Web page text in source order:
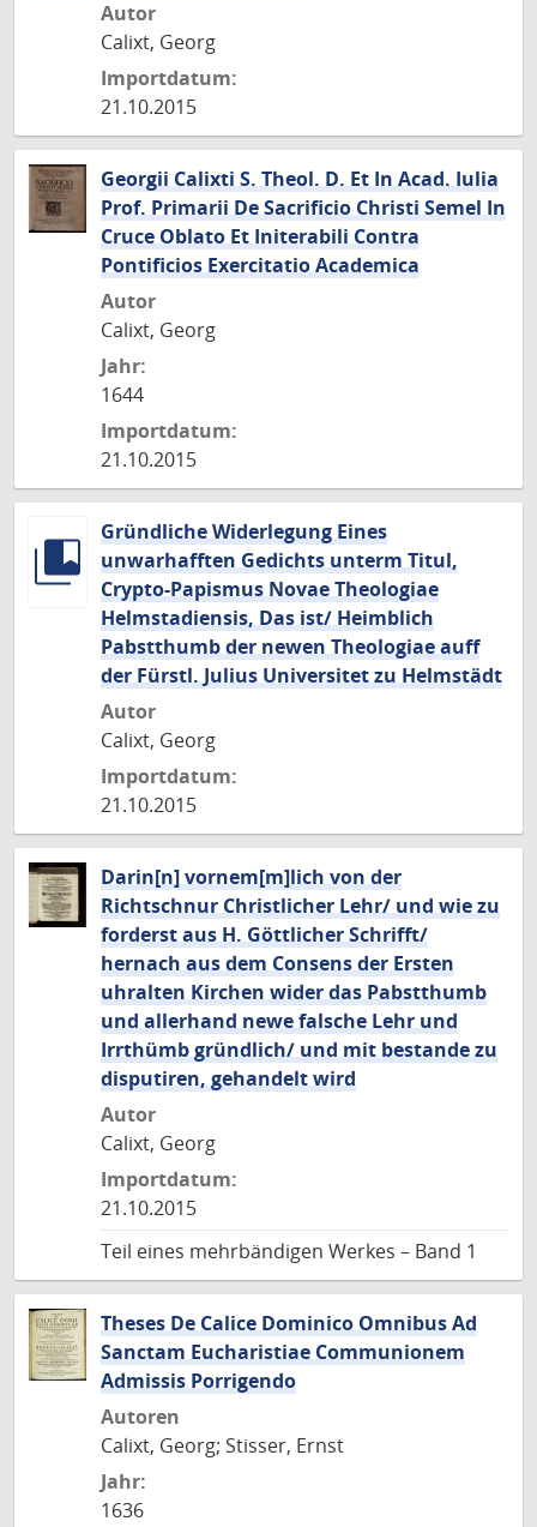
Autor
Calixt, Georg
Importdatum:
21.10.2015
Georgii Calixti S. Theol. D. Et In Acad. Iulia
Prof. Primarii De Sacrificio Christi Semel In
Cruce Oblato Et Initerabili Contra
Pontificios Exercitatio Academica
Autor
Calixt, Georg
Jahr:
1644
Importdatum:
21.10.2015
Gründliche Widerlegung Eines
unwarhafften Gedichts unterm Titul,
Crypto-Papismus Novae Theologiae
Helmstadiensis, Das ist/ Heimblich
Pabstthumb der newen Theologiae auff
der Fürstl. Julius Universitet zu Helmstädt
Autor
Calixt, Georg
Importdatum:
21.10.2015
Darin[n] vornem[m]lich von der
Richtschnur Christlicher Lehr/ und wie zu
forderst aus H. Göttlicher Schrifft/
hernach aus dem Consens der Ersten
uhralten Kirchen wider das Pabstthumb
und allerhand newe falsche Lehr und
Irrthümb gründlich/ und mit bestande zu
disputiren, gehandelt wird
Autor
Calixt, Georg
Importdatum:
21.10.2015
Teil eines mehrbändigen Werkes – Band 1
Theses De Calice Dominico Omnibus Ad
Sanctam Eucharistiae Communionem
Admissis Porrigendo
Autoren
Calixt, Georg; Stisser, Ernst
Jahr:
1636